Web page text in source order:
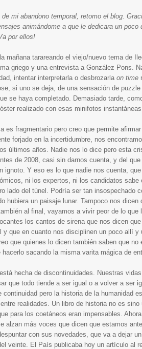
de mi abandono temporal, retomo el blog.
animándome a que le dedicara un
por ellos!
mañana tarareando el viejo/nuevo tema de
griego y una entrevista a González Pons.
intentar interpretarla o desbrozarla on time
si uno se deja, de una sensación de
se haya completado. Demasiado tarde,
realizado con esas minifotos
es fragmentario pero creo que permite
forjado en la incertidumbre, nos
últimos años. Nadie nos lo dice pero esta
de 2008, casi sin darnos cuenta, y del
ignoto. Y eso es lo que nadie nos cuenta,
ni los expertos, ni los candidatos
lado del túnel. Podría ser tan insospechado
hubiera un paisaje lunar. Tampoco nos dicen
al final, vayamos a vivir peor de lo que
los cantos de sirena que nos dicen
y que en cuanto nos disciplinen un poco allí
que quienes lo dicen también saben que
hacerlo sacando la misma varita mágica de
hecha de discontinuidades. Nuestras
que todo tiende a ser igual o a volver a ser
continuidad pero la historia de la humanidad
realidades. Un libro de historia no es
para los coetáneos eran impensables.
alzan más voces que dicen que estamos
con sus novedades, que va a dejar
veinte. El País publicaba hoy un artículo al